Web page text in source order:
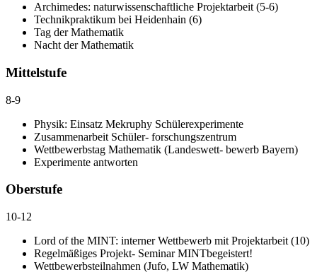
Archimedes: naturwissenschaftliche Projektarbeit (5-6)
Technikpraktikum bei Heidenhain (6)
Tag der Mathematik
Nacht der Mathematik
Mittelstufe
8-9
Physik: Einsatz Mekruphy Schülerexperimente
Zusammenarbeit Schüler- forschungszentrum
Wettbewerbstag Mathematik (Landeswett- bewerb Bayern)
Experimente antworten
Oberstufe
10-12
Lord of the MINT: interner Wettbewerb mit Projektarbeit (10)
Regelmäßiges Projekt- Seminar MINTbegeistert!
Wettbewerbsteilnahmen (Jufo, LW Mathematik)